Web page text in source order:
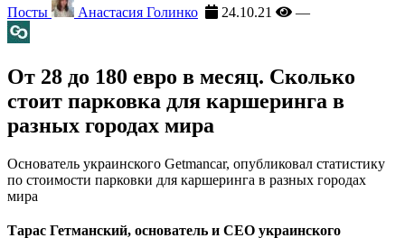
Посты
Анастасия Голинко 24.10.21 —
От 28 до 180 евро в месяц. Сколько
стоит парковка для каршеринга в
разных городах мира
Основатель украинского Getmancar, опубликовал статистику
по стоимости парковки для каршеринга в разных городах
мира
Тарас Гетманский, основатель и СЕО украинского